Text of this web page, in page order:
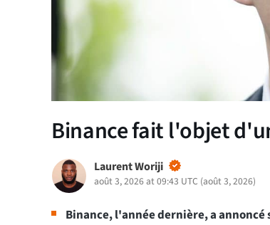
Binance fait l'objet
Laurent Woriji
août 3, 2026 at 09:43 UTC (août 3, 2026)
Binance, l'année dernière, a